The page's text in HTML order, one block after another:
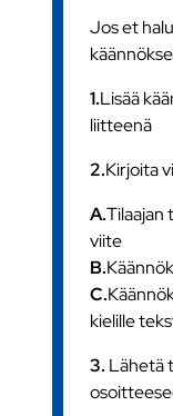
Jos et
1.Lisää
liitteenä
2.Kirjoita
A.Tilaajan
viite
B.
C.
kielille
3. Lähetä